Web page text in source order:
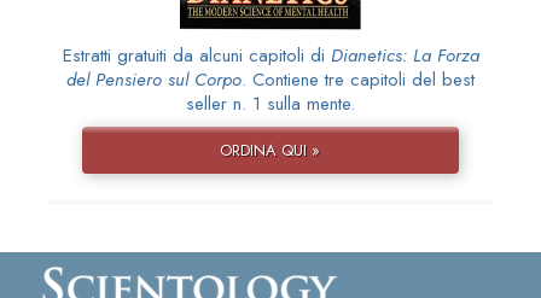
Estratti gratuiti da alcuni capitoli di Dianetics: La Forza
del Pensiero sul Corpo. Contiene tre capitoli del best
seller n. 1 sulla mente.
ORDINA QUI »